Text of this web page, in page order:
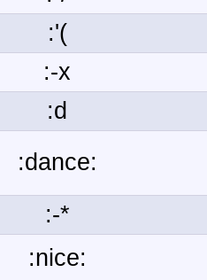
:'(
:-x
:d
:dance:
:-*
:nice: